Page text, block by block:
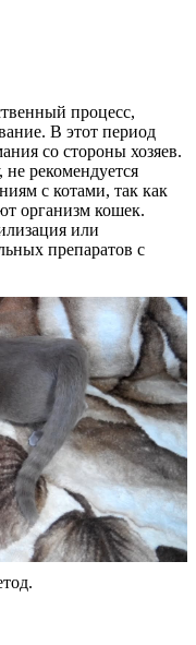
процесс,
В этот период
со стороны хозяев.
рекомендуется
с котами, так как
организм кошек.
или
препаратов с